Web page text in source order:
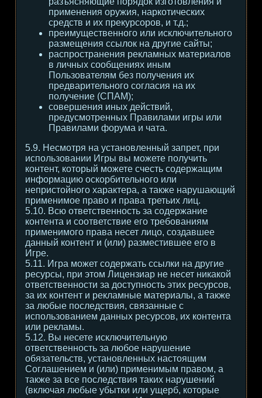
применения оружия, наркотических
средств и их прекурсоров, и т.д.;
преимущественного или исключительного
размещения ссылок на другие сайты;
распространения рекламных материалов
в личных сообщениях иным
Пользователям без получения их
предварительного согласия на их
получение (СПАМ);
совершения иных действий,
предусмотренных Правилами игры или
Правилами форума и чата.
5.9. Несмотря на установленный запрет, при
использовании Игры вы можете получить
контент, который можете счесть содержащим
информацию оскорбительного или
непристойного характера, а также нарушающий
применимое право и права третьих лиц.
5.10. Всю ответственность за содержание
контента и соответствие его требованиям
применимого права несет лицо, создавшее
данный контент и (или) разместившее его в
Игре.
5.11. Игра может содержать ссылки на другие
ресурсы, при этом Лицензиар не несет никакой
ответственности за доступность этих ресурсов,
за их контент и рекламные материалы, а также
за любые последствия, связанные с
использованием данных ресурсов, их контента
или рекламы.
5.12. Вы несете исключительную
ответственность за любое нарушение
обязательств, установленных настоящим
Соглашением и (или) применимым правом, а
также за все последствия таких нарушений
(включая любые убытки или ущерб, которые